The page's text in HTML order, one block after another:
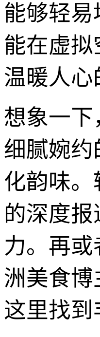
能够轻
能在虚
温暖人
想象一
细腻婉
化韵味
的深度
力。再
洲美食
这里找